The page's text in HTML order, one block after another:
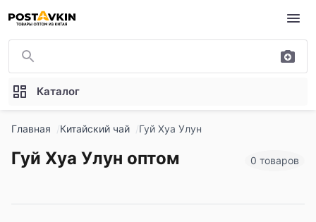
Перейти к основному содержимому
Каталог
Главная Китайский чай Гуй Хуа Улун
Гуй Хуа Улун оптом 0 товаров